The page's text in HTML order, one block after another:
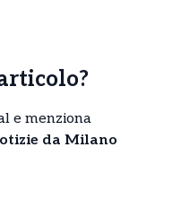
e menziona
da Milano